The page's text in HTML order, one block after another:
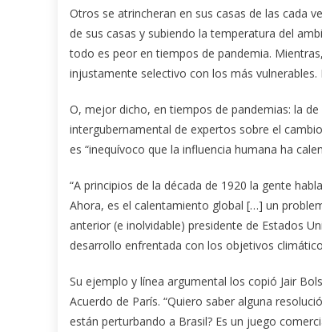
Otros se atrincheran en sus casas de las cada
de sus casas y subiendo la temperatura del
todo es peor en tiempos de pandemia.
injustamente selectivo con los más
O, mejor dicho, en tiempos de pandemias: la
intergubernamental de expertos sobre el
es “inequívoco que la influencia humana ha
“A principios de la década de 1920 la gente
Ahora, es el calentamiento global […] un
anterior (e inolvidable) presidente de Estados
desarrollo enfrentada con los objetivos
Su ejemplo y línea argumental los copió Jair
Acuerdo de París. “Quiero saber alguna
están perturbando a Brasil? Es un juego